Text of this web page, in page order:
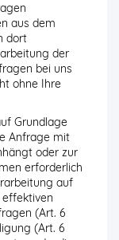
aus dem
dort
der
bei uns
ohne Ihre
Grundlage
Anfrage mit
oder zur
erforderlich
auf
(Art. 6
(Art. 6